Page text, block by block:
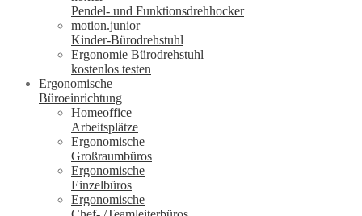
Pendel- und Funktionsdrehhocker
motion.junior
Kinder-Bürodrehstuhl
Ergonomie Bürodrehstuhl
kostenlos testen
Ergonomische
Büroeinrichtung
Homeoffice
Arbeitsplätze
Ergonomische
Großraumbüros
Ergonomische
Einzelbüros
Ergonomische